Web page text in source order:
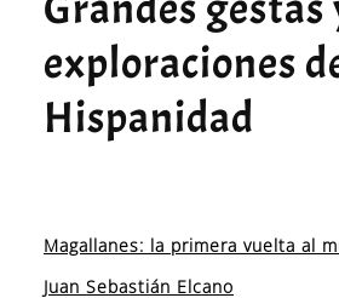
exploraciones
Hispanidad
Magallanes: la primera vuelta al
Juan Sebastián Elcano